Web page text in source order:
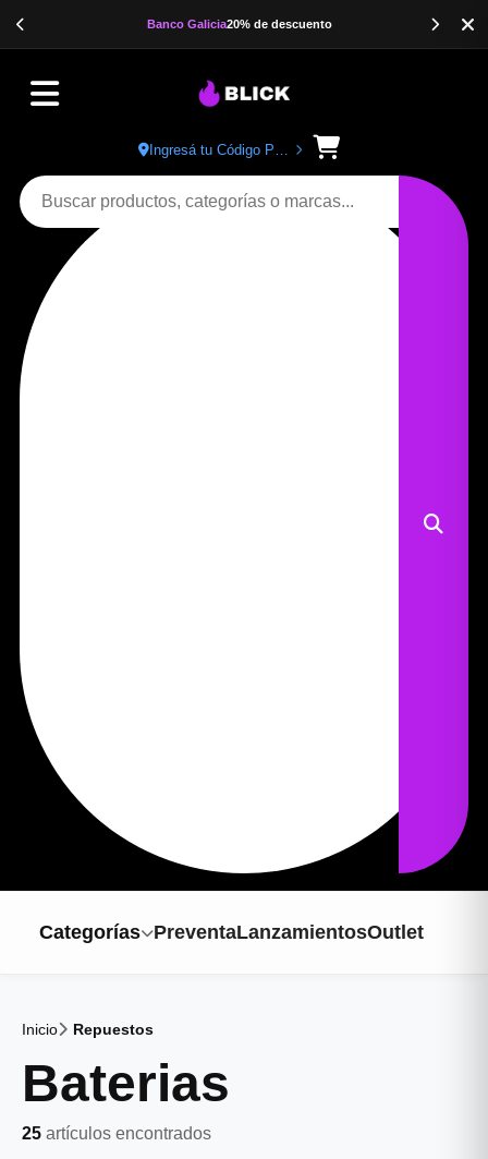
Banco Galicia20% de descuento
Buscar productos
Ingresá tu Código Postal
Categorías PreventaLanzamientosOutlet
Inicio Repuestos
Baterias
25 artículos encontrados